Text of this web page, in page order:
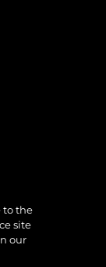
to the
site
our